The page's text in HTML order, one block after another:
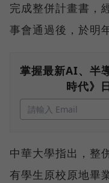
完成整併計畫書，
事會通過後，於明
掌握最新AI、半
時代》
中華大學指出，整
有學生原校原地畢